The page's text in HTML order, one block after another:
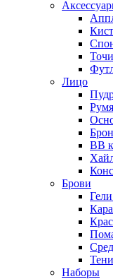
Лицо
BB
Брови
Наборы